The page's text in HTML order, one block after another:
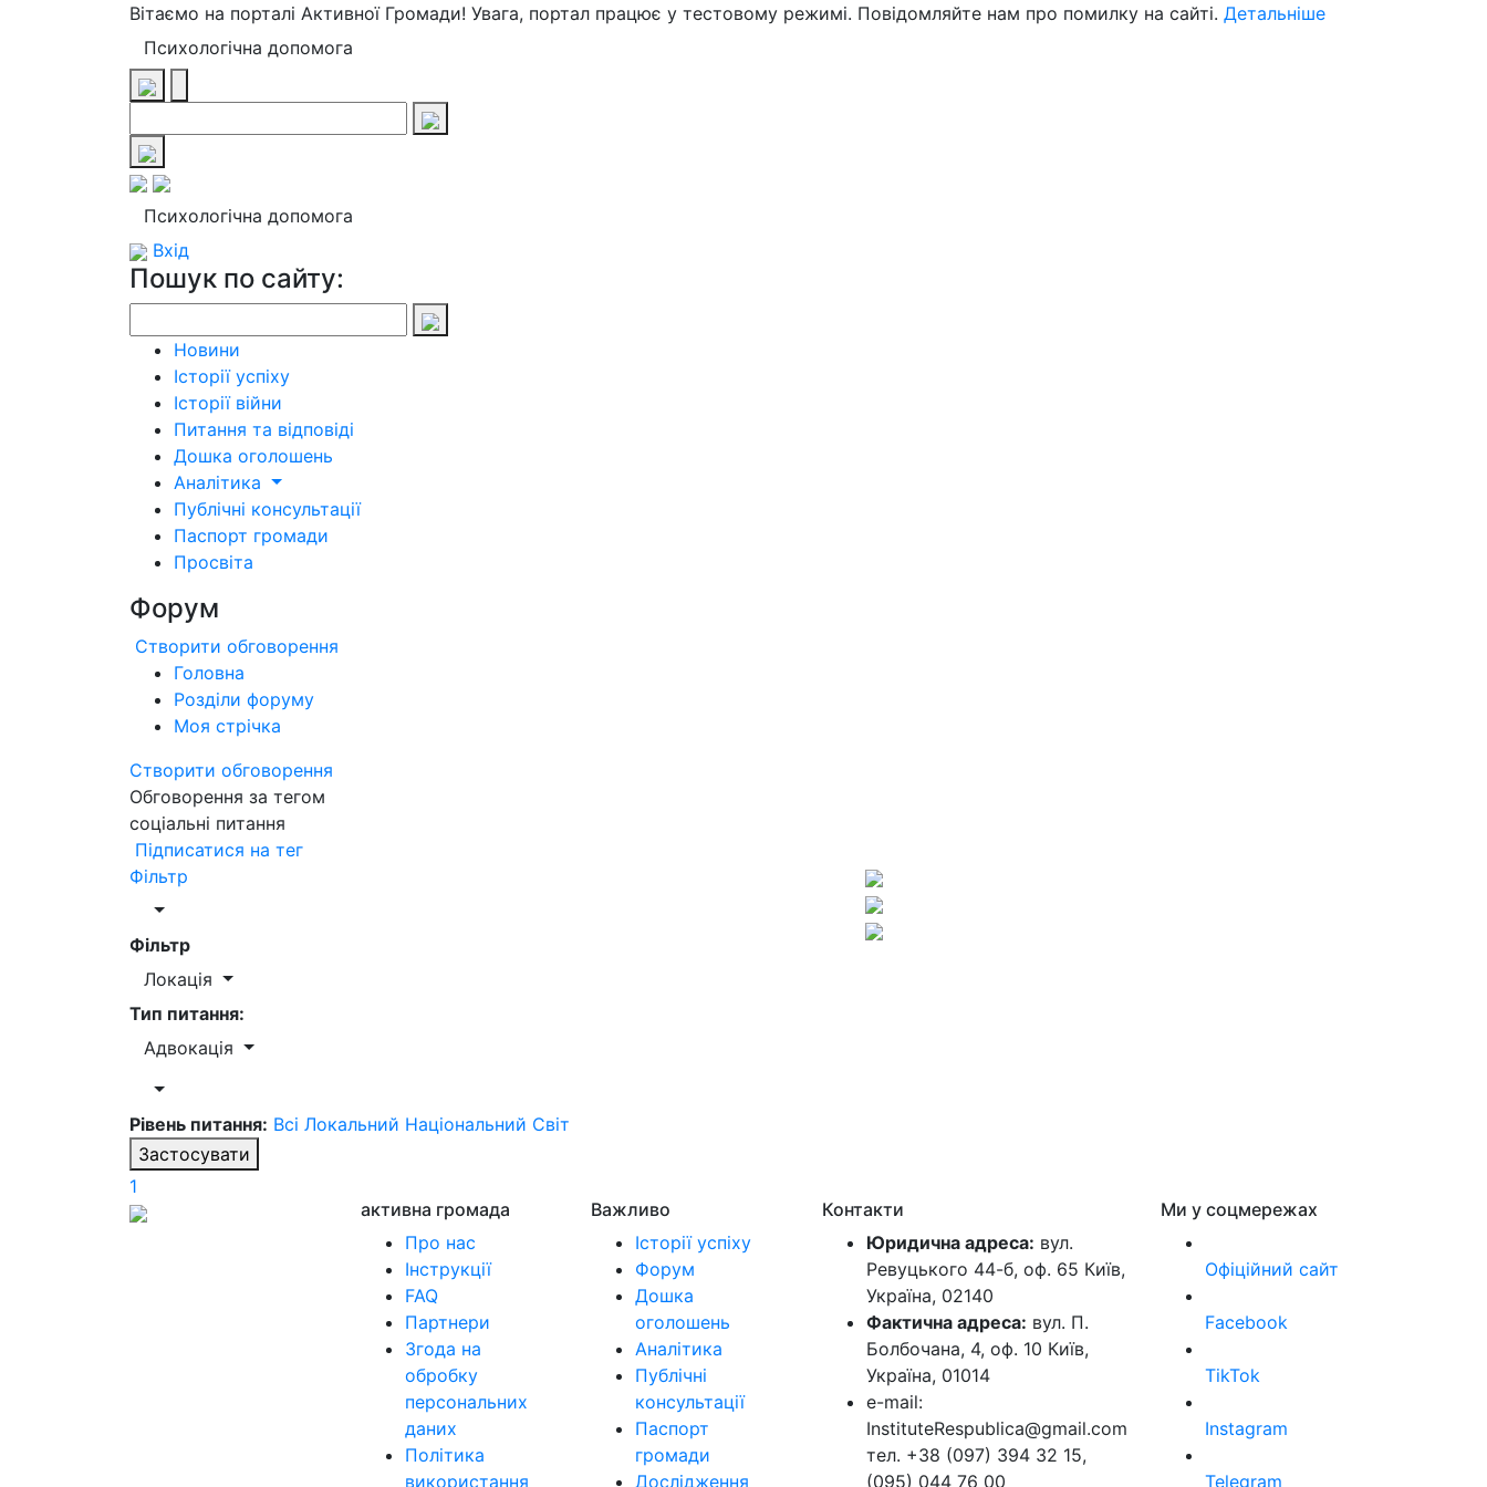
Вітаємо на порталі Активної Громади! Увага, портал працює у тестовому режимі. Повідомляйте нам про помилку на сайті. Детальніше
Психологічна допомога
Психологічна допомога
Вхід
Пошук по сайту:
Новини
Історії успіху
Історії війни
Питання та відповіді
Дошка оголошень
Аналітика
Публічні консультації
Паспорт громади
Просвіта
Форум
Створити обговорення
Головна
Розділи форуму
Моя стрічка
Створити обговорення
Обговорення за тегом
соціальні питання
Підписатися на тег
Фільтр
Фільтр
Локація
Тип питання:
Адвокація
Рівень питання: Всі Локальний Національний Світ
Застосувати
1
активна громада
Про нас
Інструкції
FAQ
Партнери
Згода на
обробку
персональних
даних
Політика
використання
Важливо
Історії успіху
Форум
Дошка
оголошень
Аналітика
Публічні
консультації
Паспорт
громади
Дослідження
Контакти
Юридична адреса: вул.
Ревуцького 44-б, оф. 65 Київ,
Україна, 02140
Фактична адреса: вул. П.
Болбочана, 4, оф. 10 Київ,
Україна, 01014
e-mail:
InstituteRespublica@gmail.com
тел. +38 (097) 394 32 15,
(095) 044 76 00
Ми у соцмережах
Офіційний сайт
Facebook
TikTok
Instagram
Telegram